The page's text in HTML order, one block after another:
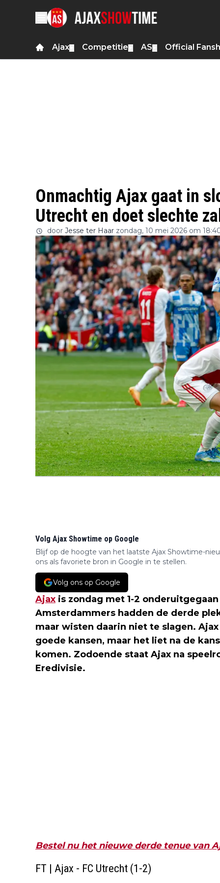
Ajax Competitie AS Official
Onmachtig Ajax gaat in
Utrecht en doet slechte
door Jesse ter Haar zondag, 10 mei 2026 om
Volg Ajax Showtime op Google
Blijf op de hoogte van het laatste Ajax Showtime-
ons als favoriete bron in Google in te stellen.
Volg ons op Google
Ajax is zondag met 1-2
Amsterdammers hadden de derde
maar wisten daarin niet te slagen.
goede kansen, maar het liet na de
komen. Zodoende staat Ajax na
Eredivisie.
Bestel nu het nieuwe derde tenue van
FT | Ajax - FC Utrecht (1-2)